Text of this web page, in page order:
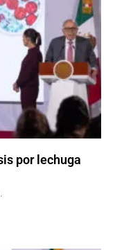
por lechuga